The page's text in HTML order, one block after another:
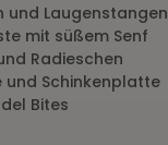
und Laugenstangen
mit süßem Senf
Radieschen
und Schinkenplatte
Bites